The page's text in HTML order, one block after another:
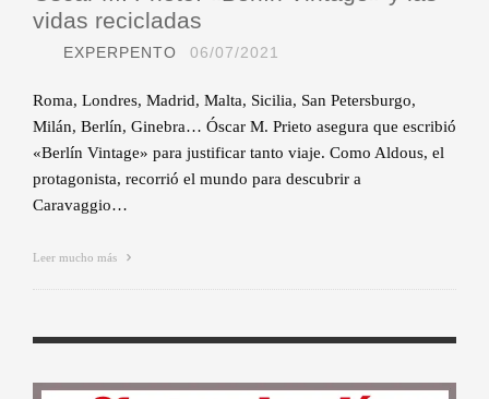
vidas recicladas
EXPERPENTO 06/07/2021
Roma, Londres, Madrid, Malta, Sicilia, San Petersburgo,
Milán, Berlín, Ginebra… Óscar M. Prieto asegura que escribió
«Berlín Vintage» para justificar tanto viaje. Como Aldous, el
protagonista, recorrió el mundo para descubrir a
Caravaggio…
Leer mucho más